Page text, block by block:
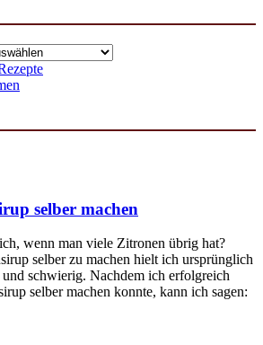
selber machen
wenn man viele Zitronen übrig hat?
selber zu machen hielt ich ursprünglich
schwierig. Nachdem ich erfolgreich
selber machen konnte, kann ich sagen: